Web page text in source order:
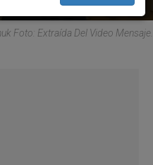
Foto: Extraída Del Video Mensaje.